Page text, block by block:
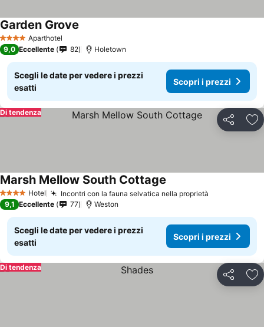
4 Stelle Aparthotel
Garden Grove
9,0 Eccellente 82 Holetown
Scegli le date per vedere i prezzi
esatti
Scopri i prezzi
Condividi
Di tendenza
4 Stelle Hotel Incontri con la fauna selvatica nella proprietà
Marsh Mellow South Cottage
9,1 Eccellente 77 Weston
Scegli le date per vedere i prezzi
esatti
Scopri i prezzi
Condividi
Di tendenza